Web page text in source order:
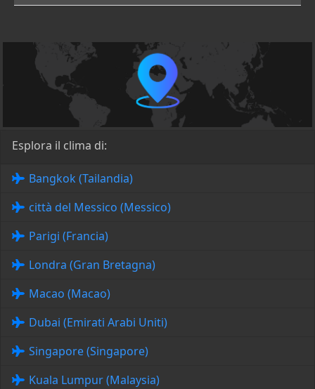
Esplora il clima di:
Bangkok (Tailandia)
città del Messico (Messico)
Parigi (Francia)
Londra (Gran Bretagna)
Macao (Macao)
Dubai (Emirati Arabi Uniti)
Singapore (Singapore)
Kuala Lumpur (Malaysia)